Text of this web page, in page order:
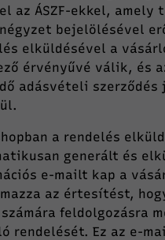
az ÁSZF-ekkel, amely
bejelölésével
elküldésével a
érvényűvé válik, és
adásvételi szerződés
a rendelés
generált és
e-mailt kap a
az értesítést,
feldolgozásra
rendelését. Ez az e-